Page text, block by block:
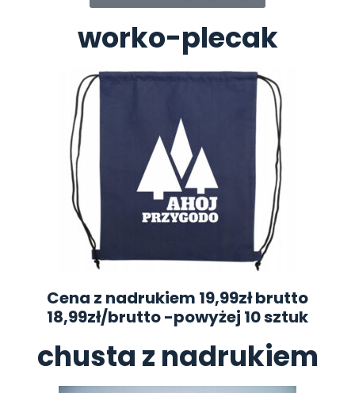
worko-plecak
Cena z nadrukiem 19,99zł brutto
18,99zł/brutto-powyżej 10 sztuk
chusta z nadrukiem